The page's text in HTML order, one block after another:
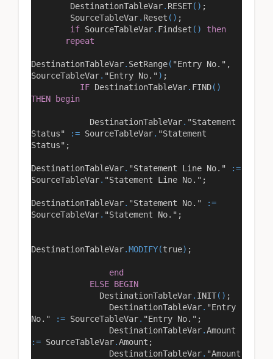
DestinationTableVar. RESET() ;
SourceTableVar. Reset () ;
if SourceTableVar. Findset () then
repeat
DestinationTableVar. SetRange( "Entry No." ,
SourceTableVar. "Entry No." ) ;
IF DestinationTableVar. FIND()
THEN
begin
DestinationTableVar. "Statement
Status"
:= SourceTableVar. "Statement
Status" ;
DestinationTableVar. "Statement Line No."
:=
SourceTableVar. "Statement Line No." ;
DestinationTableVar. "Statement No."
:=
SourceTableVar. "Statement No." ;
DestinationTableVar.MODIFY(true) ;
end
ELSE BEGIN
DestinationTableVar. INIT() ;
DestinationTableVar. "Entry
No."
:= SourceTableVar. "Entry No." ;
DestinationTableVar.Amount
:= SourceTableVar.Amount;
DestinationTableVar. "Amount